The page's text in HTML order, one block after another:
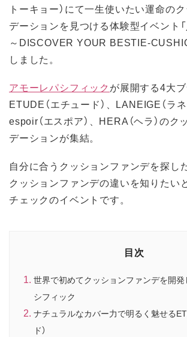
トーキョー）にて一生使いたい運命の
デーションを見つける体験型イベント
～DISCOVER YOUR BESTIE-
しました。
アモーレパシフィック が展開する4大
ETUDE（エチュード）、LANEIGE（ラネ
espoir（エスポア）、HERA（ヘラ）のク
デーションが集結。
自分に合うクッションファンデを探し
クッションファンデの違いを知りたい
チェックのイベントです。
目次
世界で初めてクッションファンデを開
シフィック
ナチュラルなカバー力で明るく魅せる
ド）